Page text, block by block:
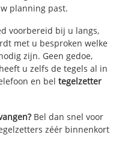
planning past.
voorbereid bij u langs,
met u besproken welke
zijn. Geen gedoe,
u zelfs de tegels al in
en beltegelzetter
Bel dan snel voor
zéér binnenkort